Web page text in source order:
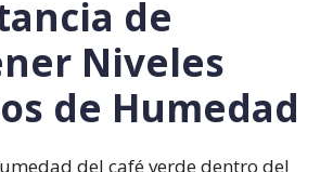
de
Niveles
de Humedad
del café verde dentro del